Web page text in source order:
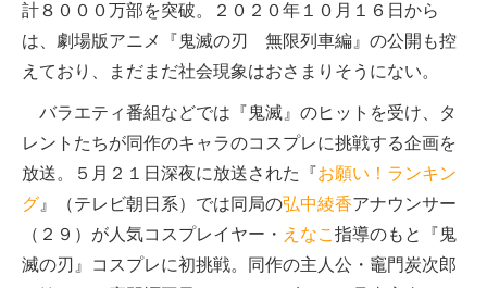
計８０００万部を突破。２０２０年１０月１６日から
は、劇場版アニメ『鬼滅の刃 無限列車編』の公開も控
えており、まだまだ社会現象はおさまりそうにない。
バラエティ番組などでは『鬼滅』のヒットを受け、タ
レントたちが同作のキャラのコスプレに挑戦する企画を
放送。５月２１日深夜に放送された『お願い！ランキン
グ 』（テレビ朝日系）では同局の弘中綾香アナウンサー
（２９）が人気コスプレイヤー・ えなこ 指導のもと『鬼
滅の刃』コスプレに初挑戦。同作の主人公・竈門炭次郎